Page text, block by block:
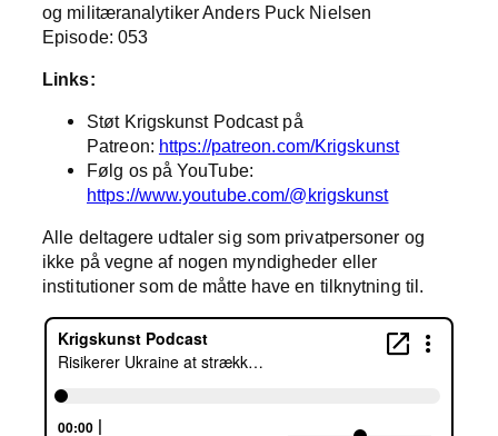
og militæranalytiker Anders Puck Nielsen
Episode: 053
Links:
Støt Krigskunst Podcast på
Patreon: https://patreon.com/Krigskunst
Følg os på YouTube:
https://www.youtube.com/@krigskunst
Alle deltagere udtaler sig som privatpersoner og
ikke på vegne af nogen myndigheder eller
institutioner som de måtte have en tilknytning til.